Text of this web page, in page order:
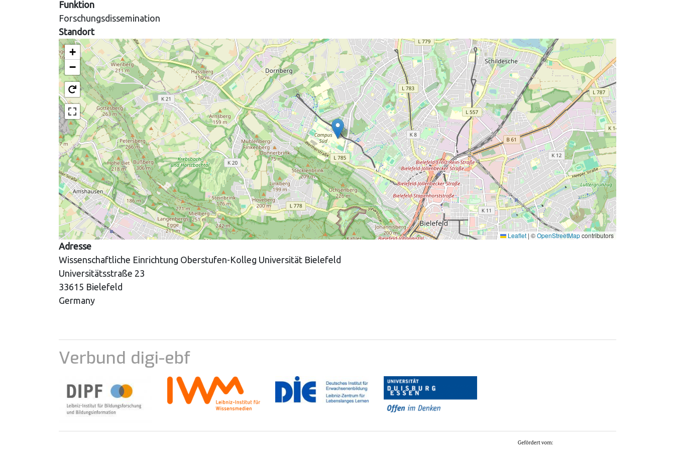
Funktion
Forschungsdissemination
Standort
+
−
Leaflet | ©OpenStreetMapcontributors
Adresse
Wissenschaftliche Einrichtung Oberstufen-Kolleg Universität Bielefeld
Universitätsstraße 23
33615 Bielefeld
Germany
Verbund digi-ebf